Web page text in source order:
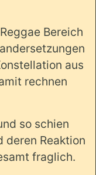
Bereich
aus
rechnen
so schien
deren Reaktion
fraglich.